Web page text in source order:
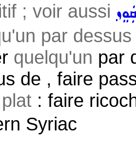
; voir aussi ܩܲܘܸܙ
par
quelqu'un par
de , faire
: faire
Syriac